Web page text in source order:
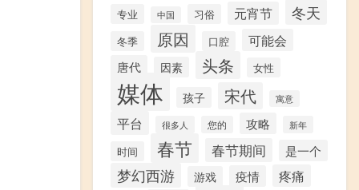
专业 中国 习俗 元宵节 冬天
冬季 原因 口腔
可能会
唐代
因素 头条 女性
媒体 孩子 宋代 寓意
平台 很多人 您的 攻略 新年
时间 春节 春节期间 是一个
梦幻西游 游戏 疫情 疼痛